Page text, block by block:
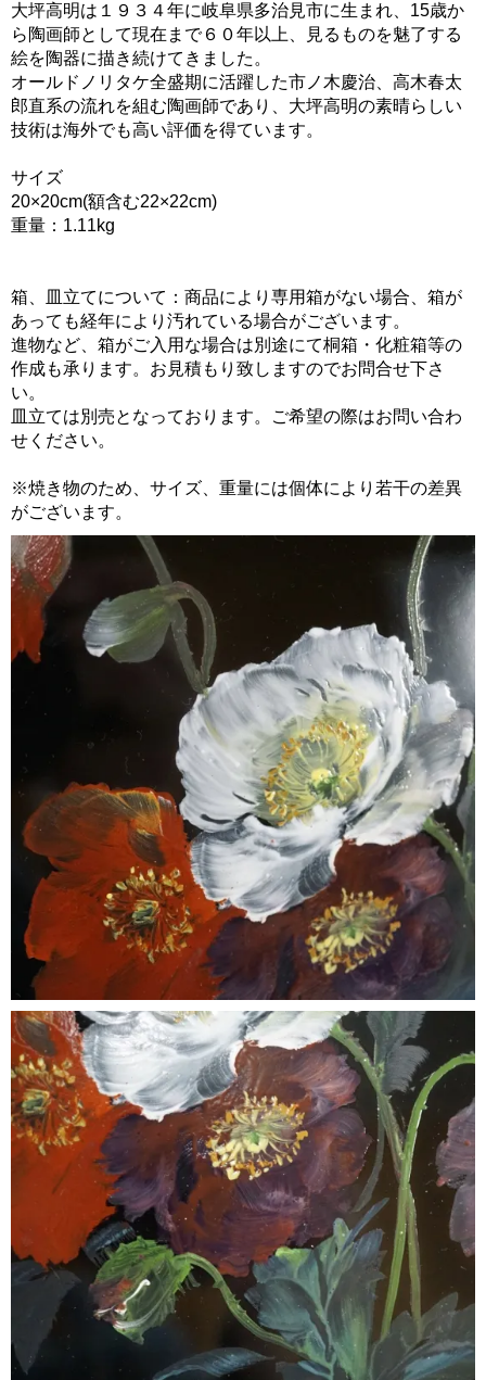
大坪高明は１９３４年に岐阜県多治見市に生まれ、15歳か
ら陶画師として現在まで６０年以上、見るものを魅了する
絵を陶器に描き続けてきました。
オールドノリタケ全盛期に活躍した市ノ木慶治、高木春太
郎直系の流れを組む陶画師であり、大坪高明の素晴らしい
技術は海外でも高い評価を得ています。
サイズ
20×20cm(額含む22×22cm)
重量：1.11kg
箱、皿立てについて：商品により専用箱がない場合、箱が
あっても経年により汚れている場合がございます。
進物など、箱がご入用な場合は別途にて桐箱・化粧箱等の
作成も承ります。お見積もり致しますのでお問合せ下さ
い。
皿立ては別売となっております。ご希望の際はお問い合わ
せください。
※焼き物のため、サイズ、重量には個体により若干の差異
がございます。